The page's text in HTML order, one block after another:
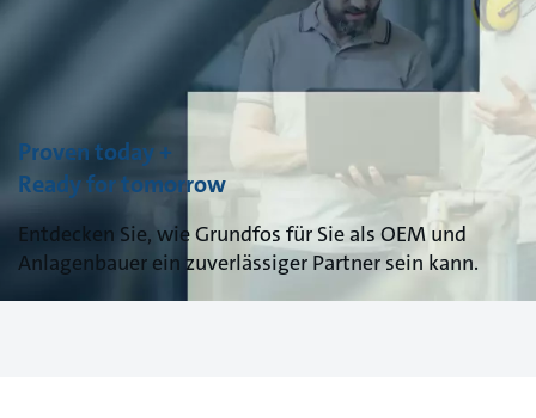
Proven today +
Ready for tomorrow
Entdecken Sie, wie Grundfos für Sie als OEM und
Anlagenbauer ein zuverlässiger Partner sein kann.